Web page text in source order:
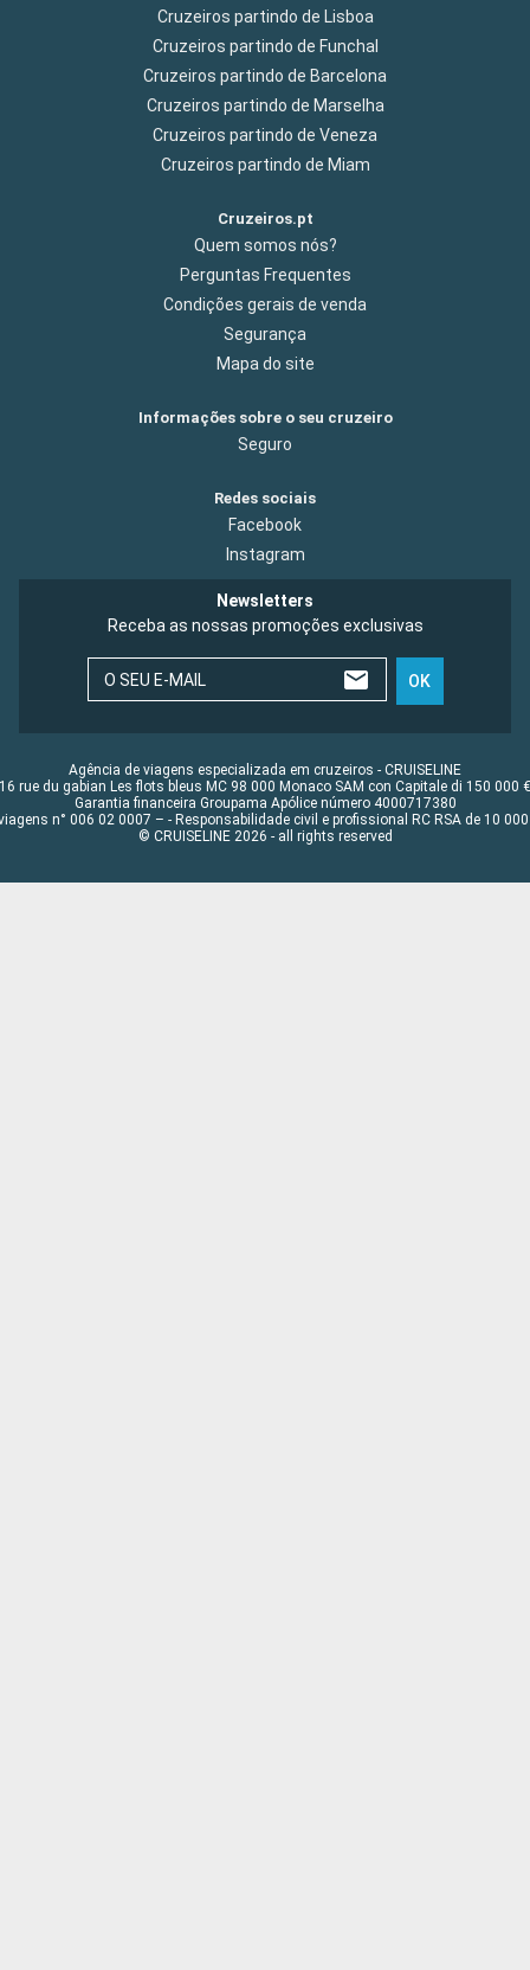
Cruzeiros partindo de Lisboa
Cruzeiros partindo de Funchal
Cruzeiros partindo de Barcelona
Cruzeiros partindo de Marselha
Cruzeiros partindo de Veneza
Cruzeiros partindo de Miam
Cruzeiros.pt
Quem somos nós?
Perguntas Frequentes
Condições gerais de venda
Segurança
Mapa do site
Informações sobre o seu cruzeiro
Seguro
Redes sociais
Facebook
Instagram
Newsletters
Receba as nossas promoções exclusivas
O SEU E-MAIL OK
Agência de viagens especializada em cruzeiros - CRUISELINE
16 rue du gabian Les flots bleus MC 98 000 Monaco SAM con Capitale di 150 000 €
Garantia financeira Groupama Apólice número 4000717380
n° 006 02 0007 – - Responsabilidade civil e profissional RC RSA de 10 000
© CRUISELINE 2026 - all rights reserved